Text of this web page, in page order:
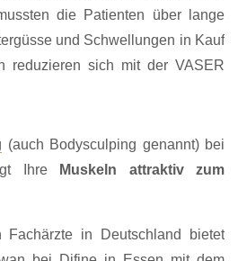
die Patienten über lange
und Schwellungen in Kauf
reduzieren sich mit der VASER
(auch Bodysculping genannt) bei
Ihre
Muskeln attraktiv zum
in Deutschland bietet